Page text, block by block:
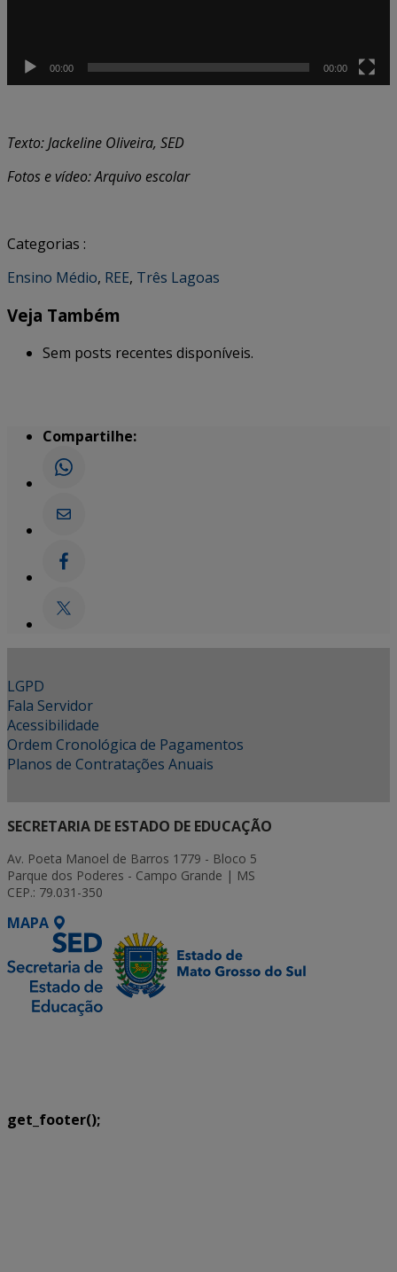
00:00 00:00
Texto: Jackeline Oliveira, SED
Fotos e vídeo: Arquivo escolar
Categorias :
Ensino Médio, REE, Três Lagoas
Veja Também
Sem posts recentes disponíveis.
Compartilhe:
LGPD
Fala Servidor
Acessibilidade
Ordem Cronológica de Pagamentos
Planos de Contratações Anuais
SECRETARIA DE ESTADO DE EDUCAÇÃO
Av. Poeta Manoel de Barros 1779 - Bloco 5
Parque dos Poderes - Campo Grande | MS
CEP.: 79.031-350
MAPA
get_footer();